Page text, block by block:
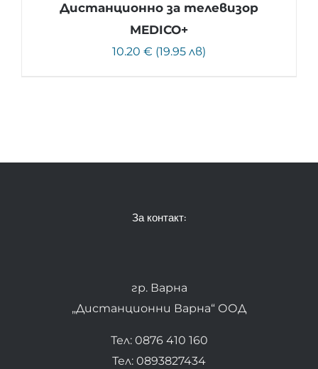
Дистанционно за телевизор
MEDICO+
10.20 € (19.95 лв)
За контакт:
гр. Варна
„Дистанционни Варна“ ООД
Тел: 0876 410 160
Тел: 0893827434